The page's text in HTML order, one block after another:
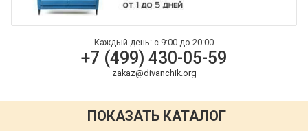
Каждый день: с 9:00 до 20:00
+7 (499) 430-05-59
zakaz@divanchik.org
ПОКАЗАТЬ КАТАЛОГ